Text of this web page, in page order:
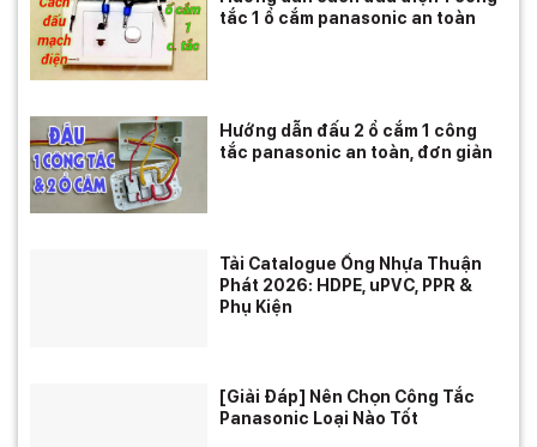
tắc 1 ổ cắm panasonic an toàn
Hướng dẫn đấu 2 ổ cắm 1 công
tắc panasonic an toàn, đơn giản
Tải Catalogue Ống Nhựa Thuận
Phát 2026: HDPE, uPVC, PPR &
Phụ Kiện
[Giải Đáp] Nên Chọn Công Tắc
Panasonic Loại Nào Tốt